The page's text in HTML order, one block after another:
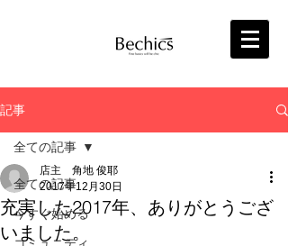
記事
全ての記事
今すぐ始める
全ての記事
充実した2017年、ありがとうござ
いました。
店主 角地 俊耶
2017年12月30日